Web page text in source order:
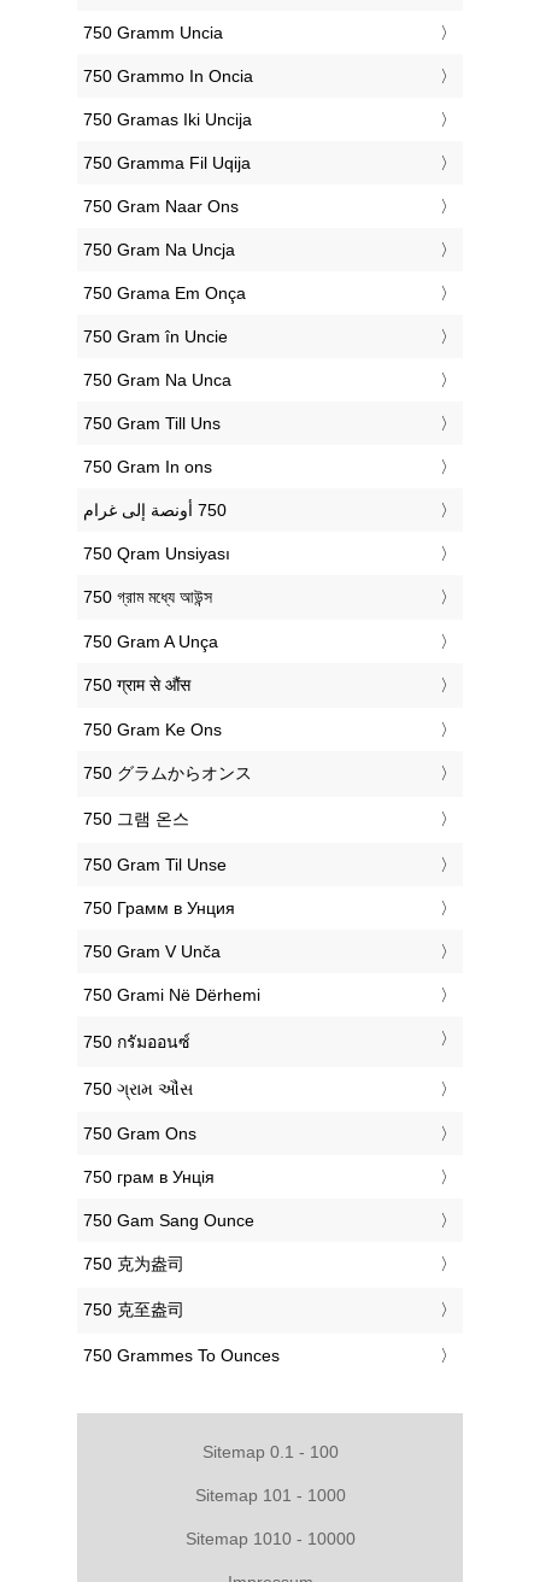
‎750 Gramm Uncia
‎750 Grammo In Oncia
‎750 Gramas Iki Uncija
‎750 Gramma Fil Uqija
‎750 Gram Naar Ons
‎750 Gram Na Uncja
‎750 Grama Em Onça
‎750 Gram în Uncie
‎750 Gram Na Unca
‎750 Gram Till Uns
‎750 Gram In ons
‎750 Qram Unsiyası
‎750 গ্রাম মধ্যে আউন্স
‎750 Gram A Unça
‎750 ग्राम से औंस
‎750 Gram Ke Ons
‎750 グラムからオンス
‎750 그램 온스
‎750 Gram Til Unse
‎750 Грамм в Унция
‎750 Gram V Unča
‎750 Grami Në Dërhemi
‎750 กรัมออนซ์
‎750 ગ્રામ ઔંસ
‎750 Gram Ons
‎750 грам в Унція
‎750 Gam Sang Ounce
‎750 克为盎司
‎750 克至盎司
‎750 Grammes To Ounces
Sitemap 0.1 - 100
Sitemap 101 - 1000
Sitemap 1010 - 10000